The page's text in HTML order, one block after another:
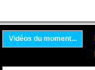
Vidéos du moment...